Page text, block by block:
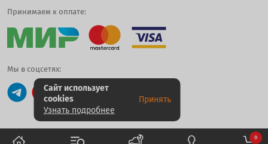
Принимаем к оплате:
Мы в соцсетях:
0
Сайт использует
cookies
Узнать подробнее
Принять